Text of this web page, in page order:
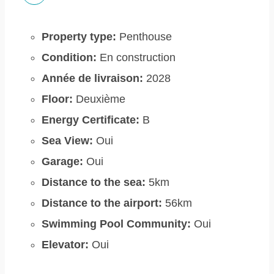
Property type: Penthouse
Condition: En construction
Année de livraison: 2028
Floor: Deuxième
Energy Certificate: B
Sea View: Oui
Garage: Oui
Distance to the sea: 5km
Distance to the airport: 56km
Swimming Pool Community: Oui
Elevator: Oui